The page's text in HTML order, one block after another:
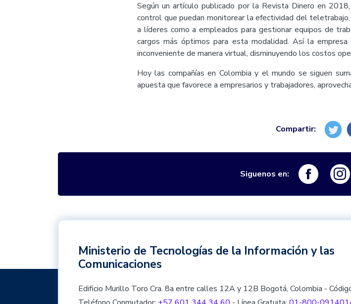
Según un artículo publicado por la Revista Dinero en
control que puedan monitorear la efectividad del
a líderes como a empleados para gestionar equipos de
cargos más óptimos para esta modalidad. Así la
inconveniente de manera virtual, disminuyendo los costos
Hoy las compañías en Colombia y el mundo se siguen
apuesta que favorece a empresarios y trabajadores,
Siguenos en: Logo
Ministerio de Tecnologías de la Información y las
Comunicaciones
Edificio Murillo Toro Cra. 8a entre calles 12A y 12B Bogotá, Colombia -